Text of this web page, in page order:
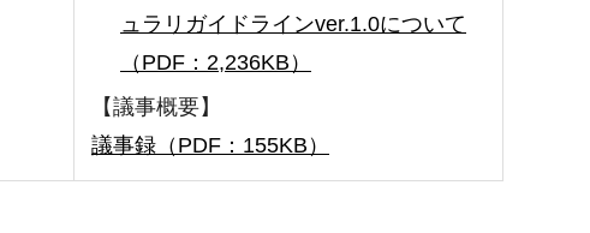
ュラリガイドラインver.1.0について
（PDF：2,236KB）
【議事概要】
議事録（PDF：155KB）